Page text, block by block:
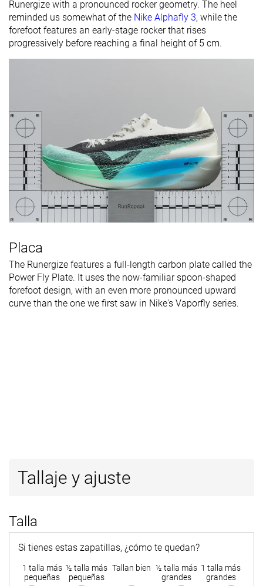
Runergize with a pronounced rocker geometry. The heel
reminded us somewhat of the Nike Alphafly 3, while the
forefoot features an early-stage rocker that rises
progressively before reaching a final height of 5 cm.
Placa
The Runergize features a full-length carbon plate called the
Power Fly Plate. It uses the now-familiar spoon-shaped
forefoot design, with an even more pronounced upward
curve than the one we first saw in Nike's Vaporfly series.
Tallaje y ajuste
Talla
Si tienes estas zapatillas, ¿cómo te quedan?
1 talla más
pequeñas
½ talla más
pequeñas
Tallan bien ½ talla más
grandes
1 talla más
grandes